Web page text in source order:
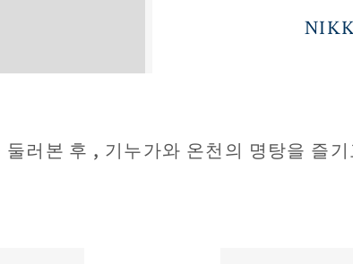
러본 후 , 기누가와 온천의 명탕을 즐